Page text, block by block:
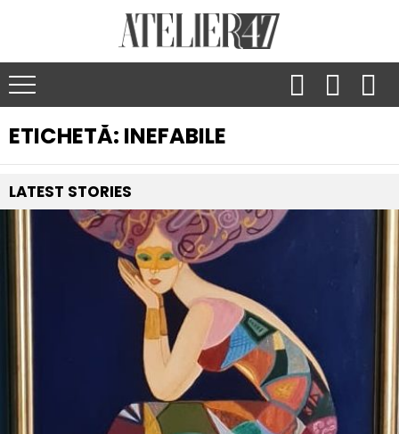
ETICHETĂ: INEFABILE
LATEST STORIES